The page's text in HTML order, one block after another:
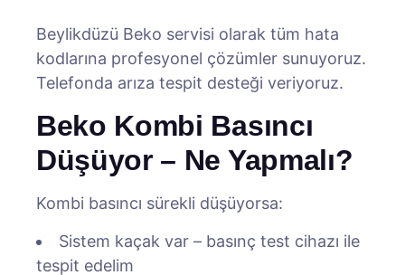
Beylikdüzü Beko servisi olarak tüm hata
kodlarına profesyonel çözümler sunuyoruz.
Telefonda arıza tespit desteği veriyoruz.
Beko Kombi Basıncı
Düşüyor – Ne Yapmalı?
Kombi basıncı sürekli düşüyorsa:
Sistem kaçak var – basınç test cihazı ile
tespit edelim